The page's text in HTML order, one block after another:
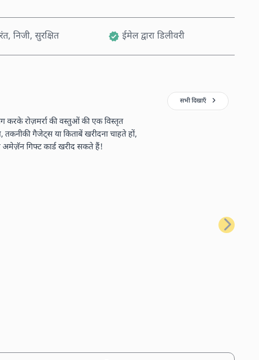
निजी, सुरक्षित ईमेल द्वारा डिलीवरी
करके रोज़मर्रा की वस्तुओं की एक विस्तृत
गैजेट्स या किताबें खरीदना चाहते हों,
गिफ्ट कार्ड खरीद सकते हैं!
सभी दिखाएँ
अगला